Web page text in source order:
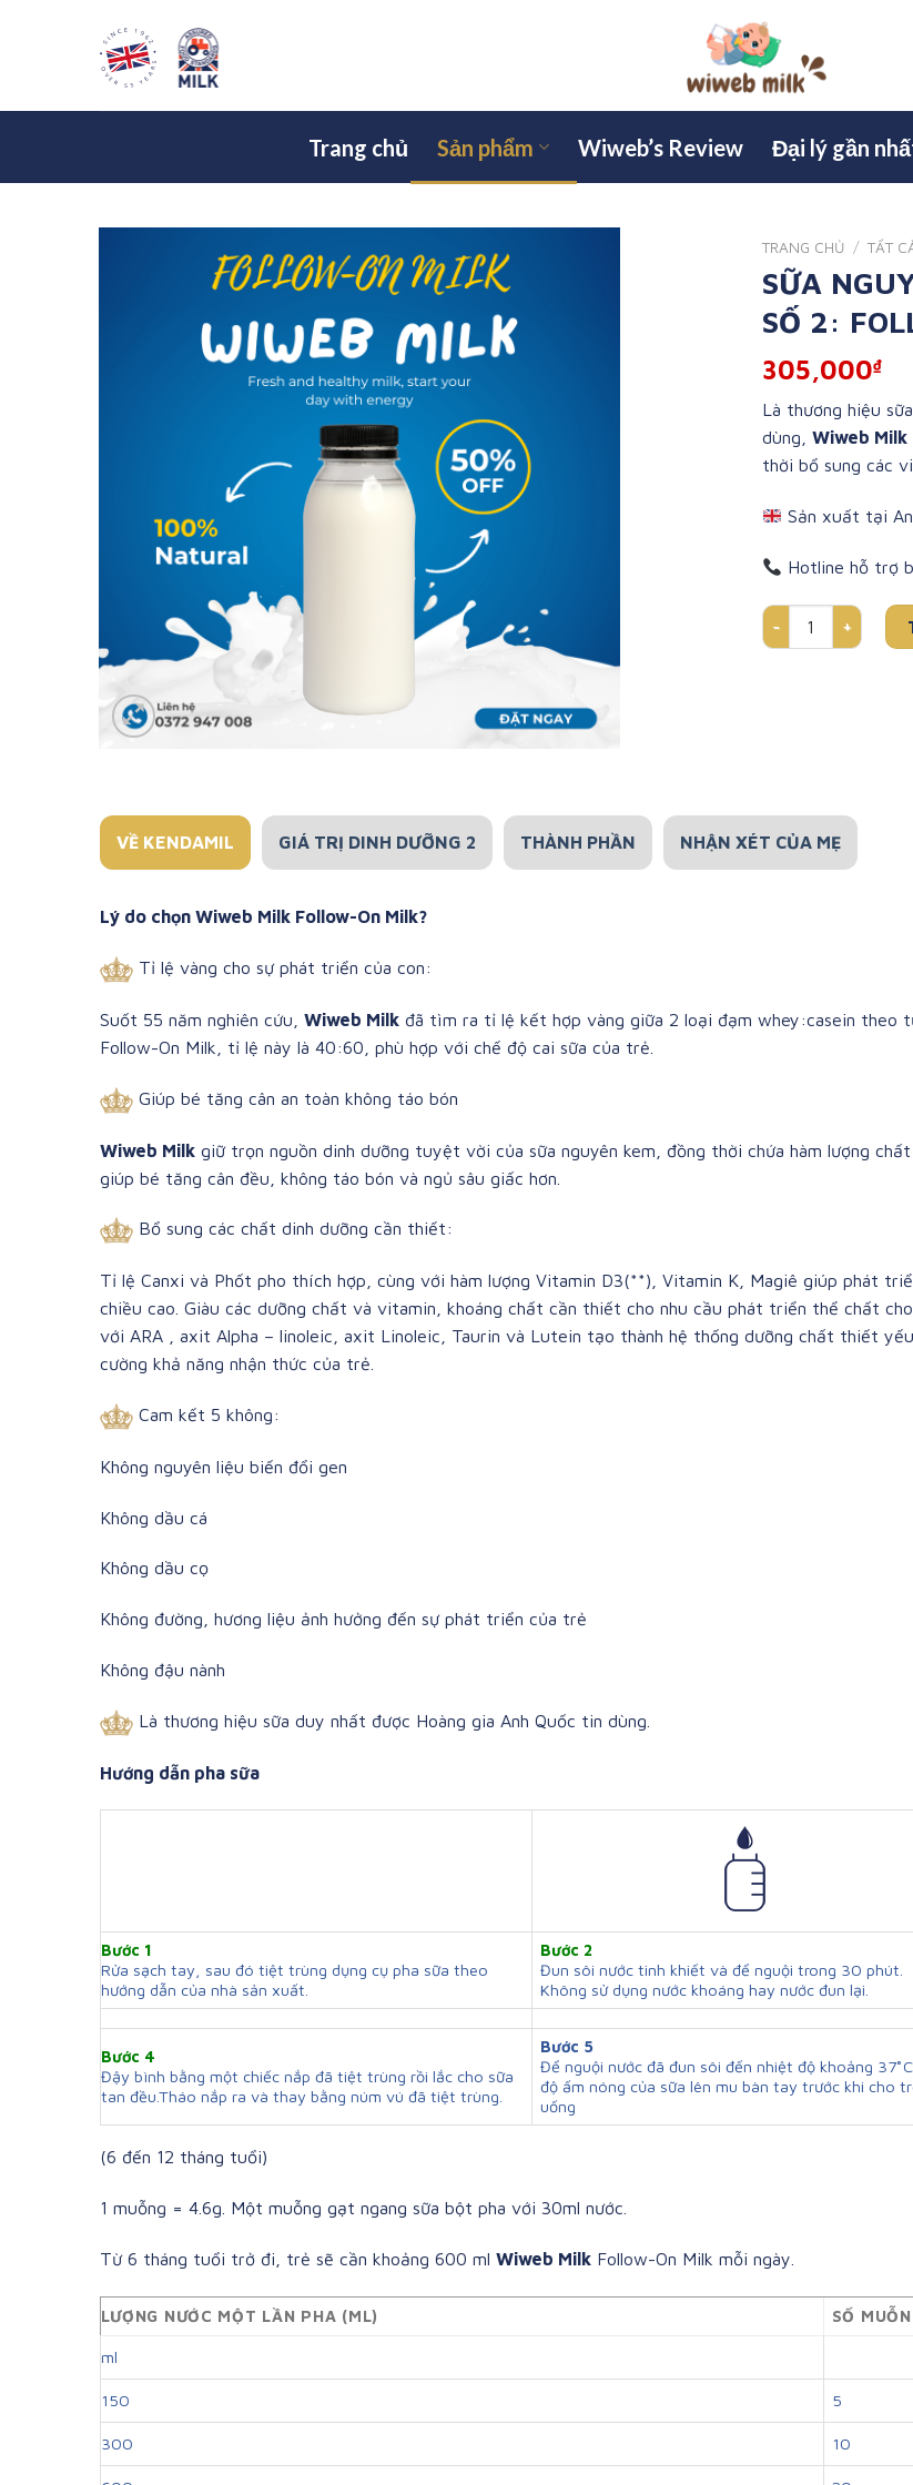
Trang chủ Sản phẩm Wiweb’s Review Đại lý gần
TRANG CHỦ / TẤT
SỮA
SỐ 2:
305,000₫
Là thương hiệu
dùng, Wiweb Milk
thời bổ sung các
Sản xuất tại
Hotline hỗ trợ
SỮA NGUYÊN KEM
VỀ KENDAMIL GIÁ TRỊ DINH DƯỠNG 2 THÀNH PHẦN NHẬN XÉT CỦA MẸ
Lý do chọn Wiweb Milk Follow-On Milk?
Tỉ lệ vàng cho sự phát triển của con:
Suốt 55 năm nghiên cứu, Wiweb Milkđã tìm ra tỉ lệ kết hợp vàng giữa 2 loại đạm whey:casein theo
Follow-On Milk, tỉ lệ này là 40:60, phù hợp với chế độ cai sữa của trẻ.
Giúp bé tăng cân an toàn không táo bón
Wiweb Milkgiữ trọn nguồn dinh dưỡng tuyệt vời của sữa nguyên kem, đồng thời chứa hàm lượng
giúp bé tăng cân đều, không táo bón và ngủ sâu giấc hơn.
Bổ sung các chất dinh dưỡng cần thiết:
Tỉ lệ Canxi và Phốt pho thích hợp, cùng với hàm lượng Vitamin D3(**), Vitamin K, Magiê giúp phát
chiều cao. Giàu các dưỡng chất và vitamin, khoáng chất cần thiết cho nhu cầu phát triển thể chất
với ARA , axit Alpha – linoleic, axit Linoleic, Taurin và Lutein tạo thành hệ thống dưỡng chất thiết
cường khả năng nhận thức của trẻ.
Cam kết 5 không:
Không nguyên liệu biến đổi gen
Không dầu cá
Không dầu cọ
Không đường, hương liệu ảnh hưởng đến sự phát triển của trẻ
Không đậu nành
Là thương hiệu sữa duy nhất được Hoàng gia Anh Quốc tin dùng.
Hướng dẫn pha sữa
Bước 1
Rửa sạch tay, sau đó tiệt trùng dụng cụ pha sữa theo
hướng dẫn của nhà sản xuất.
Bước 2
Đun sôi nước tinh khiết và để nguội trong 30 phút.
Không sử dụng nước khoáng hay nước đun lại.
Bước 4
Đậy bình bằng một chiếc nắp đã tiệt trùng rồi lắc cho sữa
tan đều.Tháo nắp ra và thay bằng núm vú đã tiệt trùng.
Bước 5
Để nguội nước đã đun sôi đến nhiệt độ khoảng
độ ấm nóng của sữa lên mu bàn tay trước khi cho
uống
(6 đến 12 tháng tuổi)
1 muỗng = 4.6g. Một muỗng gạt ngang sữa bột pha với 30ml nước.
Từ 6 tháng tuổi trở đi, trẻ sẽ cần khoảng 600 ml Wiweb MilkFollow-On Milk mỗi ngày.
LƯỢNG NƯỚC MỘT LẦN PHA (ML) SỐ
ml
150 5
300 10